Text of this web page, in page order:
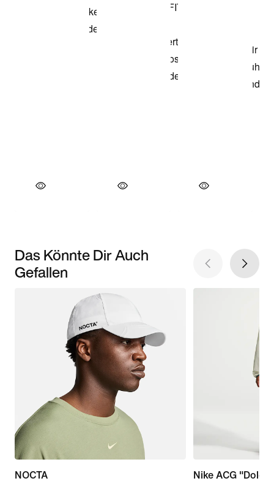
Das Könnte Dir Auch
Gefallen
NOCTA
Nike ACG